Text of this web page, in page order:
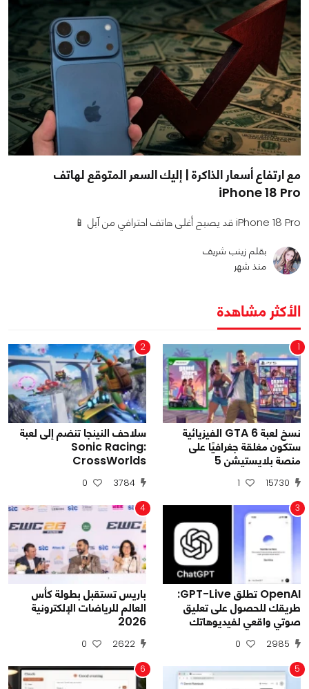
مع ارتفاع أسعار الذاكرة | إليك السعر المتوقع لهاتف
iPhone 18 Pro
iPhone 18 Pro قد يصبح أغلى هاتف احترافي من آبل 📱
بقلم زينب شريف
منذ شهر
الأكثر مشاهدة
1
نسخ لعبة GTA 6 الفيزيائية
ستكون مغلقة جغرافيًا على
منصة بلايستيشن 5
15730
1
2
سلاحف النينجا تنضم إلى لعبة
Sonic Racing:
CrossWorlds
3784
0
3
OpenAI تطلق GPT-Live:
طريقك للحصول على تعليق
صوتي واقعي لفيديوهاتك
2985
0
4
باريس تستقبل بطولة كأس
العالم للرياضات الإلكترونية
2026
2622
0
5
6